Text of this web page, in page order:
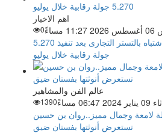
اهم الاخبار
0
السعودية تضبط 130 حالة اشتباه بالتستر التجارى بعد تنفيذ 5.270
جولة رقابية خلال يوليو
عالم الفن والمشاهير
06:47 مساءً
1390
لامعة وجمال مميز..روان بن حسين
تستعرض أنوثتها بفستان ضيق